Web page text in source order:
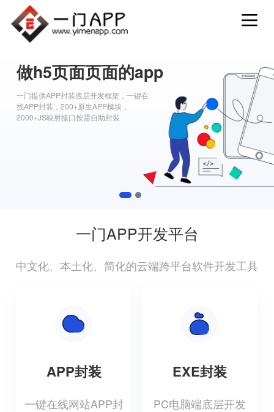
做h5页面页面的app
一门提供APP封装底层开发框架，一键在
线APP封装，200+原生APP模块，
2000+JS映射接口按需自助封装
1 2
一门APP开发平台
中文化、本土化、简化的云端跨平台软件开发工具
APP封装
一键在线网站APP封
EXE封装
PC电脑端底层开发